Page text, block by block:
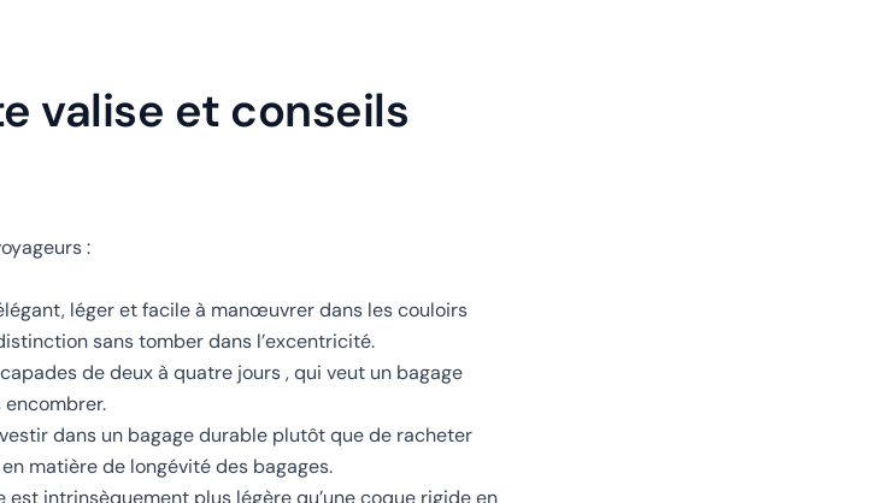
valise et conseils
:
léger et facile à manœuvrer dans les couloirs
sans tomber dans l’excentricité.
de deux à quatre jours , qui veut un bagage
dans un bagage durable plutôt que de racheter
matière de longévité des bagages.
est intrinsèquement plus légère qu’une coque rigide en